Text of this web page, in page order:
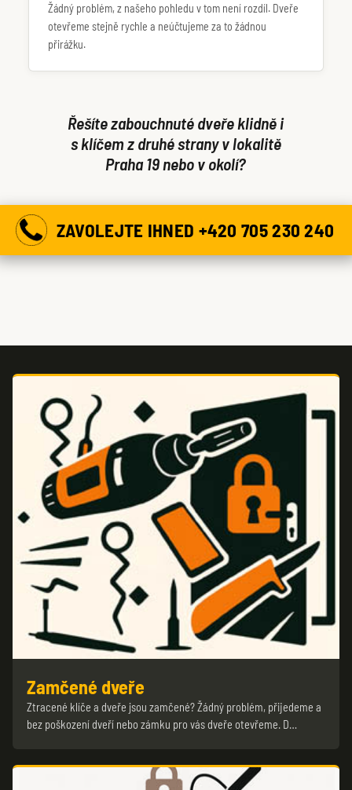
Žádný problém, z našeho pohledu v tom není rozdíl. Dveře
otevřeme stejně rychle a neúčtujeme za to žádnou
přirážku.
Řešíte zabouchnuté dveře klidně i
s klíčem z druhé strany v lokalitě
Praha 19 nebo v okolí?
ZAVOLEJTE IHNED +420 705 230 240
Zamčené dveře
Ztracené klíče a dveře jsou zamčené? Žádný problém, přijedeme a
bez poškození dveří nebo zámku pro vás dveře otevřeme. D…